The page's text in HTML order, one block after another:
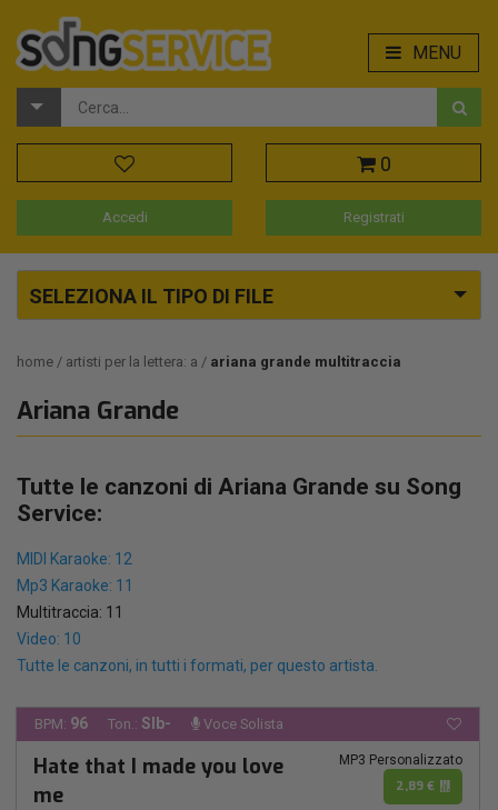
MENU
0
Accedi Registrati
SELEZIONA IL TIPO DI FILE
home artisti per la lettera: a ariana grande multitraccia
Ariana Grande
Tutte le canzoni di Ariana Grande su Song
Service:
MIDI Karaoke: 12
Mp3 Karaoke: 11
Multitraccia: 11
Video: 10
Tutte le canzoni, in tutti i formati, per questo artista.
BPM: 96 Ton.: SIb- Voce Solista
Hate that I made you love
me
MP3 Personalizzato
2,89 €